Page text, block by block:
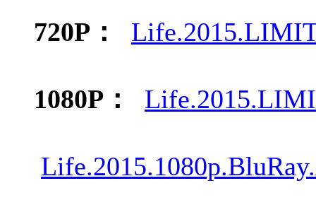
720P：
1080P：